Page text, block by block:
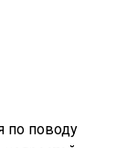
по поводу